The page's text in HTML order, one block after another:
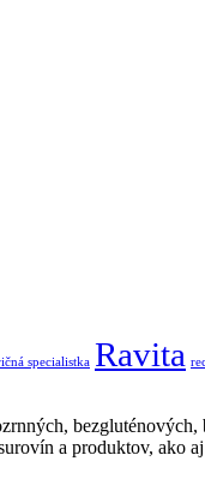
specialistka Ravita
a produktov, ako